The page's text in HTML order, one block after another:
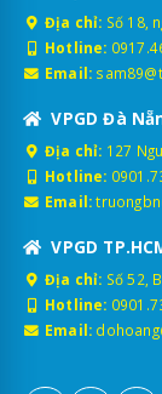
Địa chỉ: Số 18,
Hotline:
Email:
VPGD Đà
Địa chỉ: 127
Hotline:
Email:
VPGD
Địa chỉ: Số 52,
Hotline:
Email: